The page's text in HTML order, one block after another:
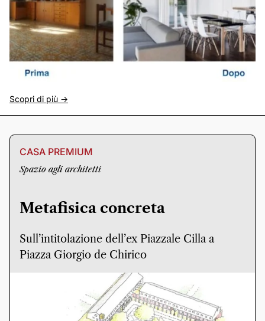
Scopri di più ->
CASA PREMIUM
Spazio agli architetti
Metafisica concreta
Sull’intitolazione dell’ex Piazzale Cilla a
Piazza Giorgio de Chirico